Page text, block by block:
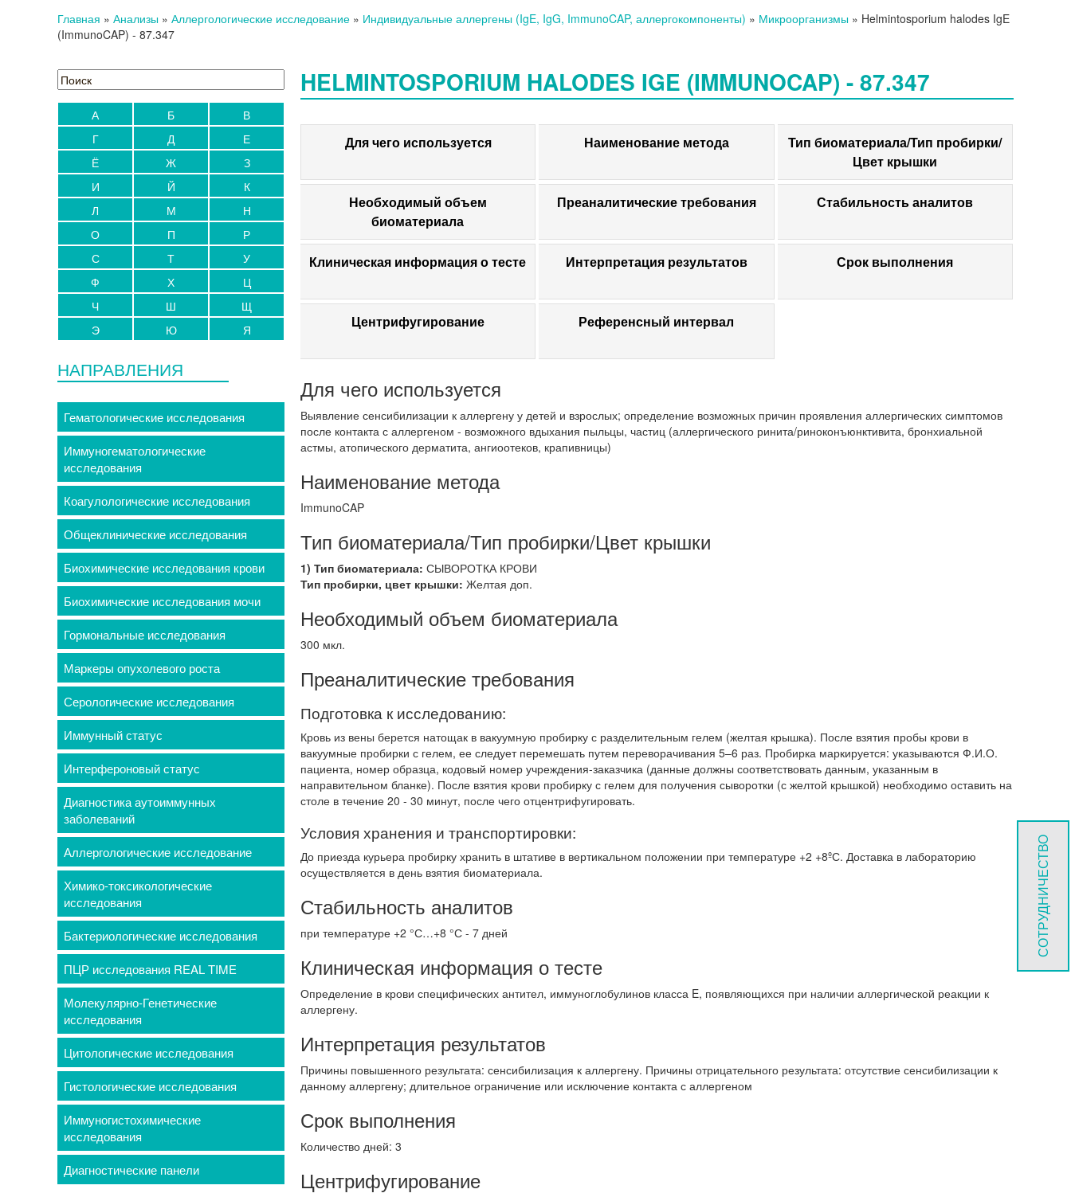
Главная » Анализы » Аллергологические исследование » Индивидуальные аллергены (IgE, IgG, ImmunoCAP, аллергокомпоненты) » Микроорганизмы » Helmintosporium halodes IgE
(ImmunoCAP) - 87.347
А Б
В
Г
Д
Е
Ё
Ж
З
И
Й
К
Л
М
Н
О
П
Р
С
Т
У
Ф
Х
Ц
Ч
Ш
Щ
Э
Ю Я
НАПРАВЛЕНИЯ
Гематологические исследования
Иммуногематологические
исследования
Коагулологические исследования
Общеклинические исследования
Биохимические исследования крови
Биохимические исследования мочи
Гормональные исследования
Маркеры опухолевого роста
Серологические исследования
Иммунный статус
Интерфероновый статус
Диагностика аутоиммунных
заболеваний
Аллергологические исследование
Химико-токсикологические
исследования
Бактериологические исследования
ПЦР исследования REAL TIME
Молекулярно-Генетические
исследования
Цитологические исследования
Гистологические исследования
Иммуногистохимические
исследования
Диагностические панели
HELMINTOSPORIUM HALODES IGE (IMMUNOCAP) - 87.347
Для чего используется Наименование метода
Тип биоматериала/Тип пробирки/
Цвет крышки
Необходимый объем
биоматериала
Преаналитические требования Стабильность аналитов
Клиническая информация о тесте Интерпретация результатов Срок выполнения
Центрифугирование Референсный интервал
Для чего используется
Выявление сенсибилизации к аллергену у детей и взрослых; определение возможных причин проявления аллергических симптомов
после контакта с аллергеном - возможного вдыхания пыльцы, частиц (аллергического ринита/риноконъюнктивита, бронхиальной
астмы, атопического дерматита, ангиоотеков, крапивницы)
Наименование метода
ImmunoCAP
Тип биоматериала/Тип пробирки/Цвет крышки
1) Тип биоматериала: СЫВОРОТКА КРОВИ
Тип пробирки, цвет крышки: Желтая доп.
Необходимый объем биоматериала
300 мкл.
Преаналитические требования
Подготовка к исследованию:
Кровь из вены берется натощак в вакуумную пробирку с разделительным гелем (желтая крышка). После взятия пробы крови в
вакуумные пробирки с гелем, ее следует перемешать путем переворачивания 5–6 раз. Пробирка маркируется: указываются Ф.И.О.
пациента, номер образца, кодовый номер учреждения-заказчика (данные должны соответствовать данным, указанным в
направительном бланке). После взятия крови пробирку с гелем для получения сыворотки (с желтой крышкой) необходимо оставить на
столе в течение 20 - 30 минут, после чего отцентрифугировать.
Условия хранения и транспортировки:
До приезда курьера пробирку хранить в штативе в вертикальном положении при температуре +2 +8ºС. Доставка в лабораторию
осуществляется в день взятия биоматериала.
Стабильность аналитов
при температуре +2 °С…+8 °С - 7 дней
Клиническая информация о тесте
Определение в крови специфических антител, иммуноглобулинов класса E, появляющихся при наличии аллергической реакции к
аллергену.
Интерпретация результатов
Причины повышенного результата: сенсибилизация к аллергену. Причины отрицательного результата: отсутствие сенсибилизации к
данному аллергену; длительное ограничение или исключение контакта с аллергеном
Срок выполнения
Количество дней: 3
Центрифугирование
СОТРУДНИЧЕСТВО